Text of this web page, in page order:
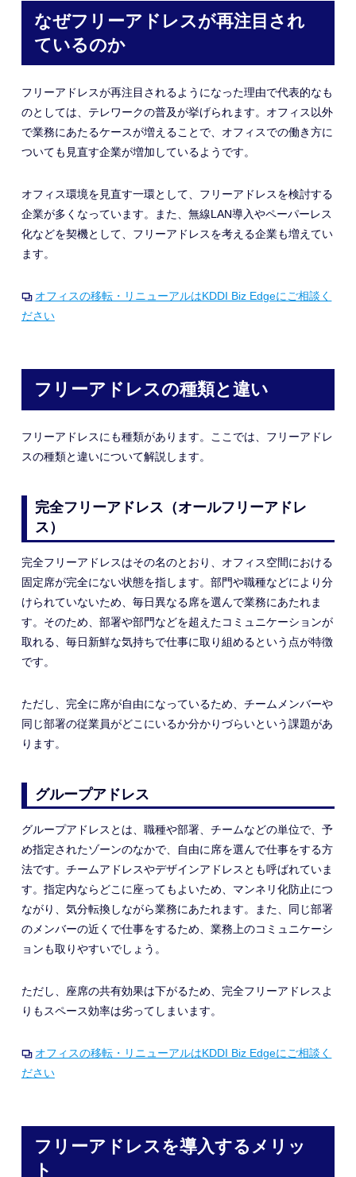
なぜフリーアドレスが再注目され
ているのか
フリーアドレスが再注目されるようになった理由で代表的なも
のとしては、テレワークの普及が挙げられます。オフィス以外
で業務にあたるケースが増えることで、オフィスでの働き方に
ついても 見直す企業が増加しているようです。
オフィス環境を見直す一環として、フリーアドレスを検討する
企業が多くなっています。また、無線LAN導入やペーパーレス
化などを契機として 、フリーアドレスを考える企業も増えてい
ます。
オフィスの移転・リニューアルはKDDI Biz Edgeにご相談く
ださい
フリーアドレスの種類と違い
フリーアドレスにも種類があります。ここでは、フリーアドレ
スの種類と違いについて解説します。
完全フリーアドレス（オールフリーアドレ
ス）
完全フリーアドレスはその名のとおり
、オフィス空間における
固定席が完全にない状態を指します。部門や職種などにより分
けられていないため、毎日異なる席を選んで業務にあたれま
す。そのため、部署や部門などを超えたコミュニケーションが
取れる、毎日新鮮な気持ちで仕事に取り組めるという点が特徴
です。
ただし、完全に席が自由になっているため、チームメンバーや
同じ部署の従業員がどこにいるか分かりづらいという課題があ
ります。
グループアドレス
グループアドレスとは、職種や部署、チームなどの単位で、 予
め指定されたゾーンのなかで、
自由に席を選んで仕事をする方
法です。チームアドレスやデザインアドレスと も呼ばれていま
す。指定内ならどこに座ってもよいため
マンネリ化防止につ
ながり、気分転換しながら業務にあたれます。また、同じ部署
のメンバーの近くで仕事をするため、業務上のコミュニケーシ
ョンも取りやすいでしょう。
ただし、座席の共有効果は下がるため、完全フリーアドレスよ
りもスペース効率は劣ってしまいます。
オフィスの移転・リニューアルはKDDI Biz Edgeにご相談く
ださい
フリーアドレスを導入するメリッ
ト